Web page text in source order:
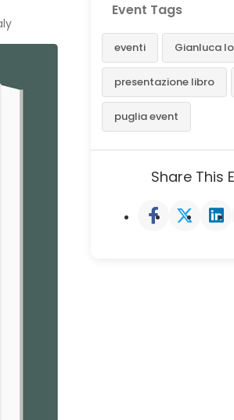
Event Tags
eventi Gianluca
presentazione libro
puglia event
Share This